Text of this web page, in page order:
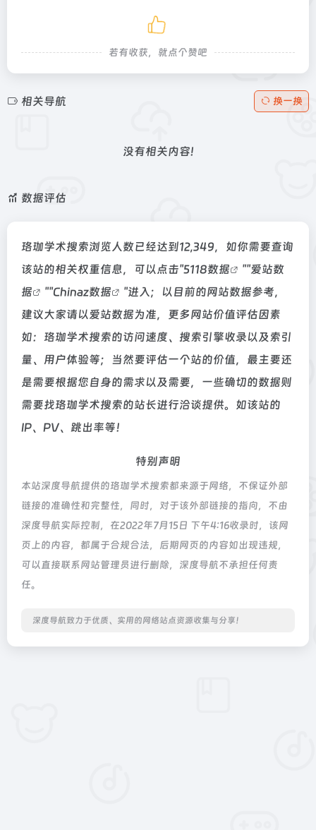
若有收获，就点个赞吧
相关导航 换一换
没有相关内容!
数据评估
珞珈学术搜索浏览人数已经达到12,349，如你需要查询
该站的相关权重信息，可以点击"5118数据 ""爱站数
据
""Chinaz数据
"进入；以目前的网站数据参考，
建议大家请以爱站数据为准，更多网站价值评估因素
如：珞珈学术搜索的访问速度、搜索引擎收录以及索引
量、用户体验等；当然要评估一个站的价值，最主要还
是需要根据您自身的需求以及需要，一些确切的数据则
需要找珞珈学术搜索的站长进行洽谈提供。如该站的
IP、PV、跳出率等！
特别声明
本站深度导航提供的珞珈学术搜索都来源于网络，不保证外部
链接的准确性和完整性，同时，对于该外部链接的指向，不由
深度导航实际控制，在2022年7月15日 下午4:16收录时，该网
页上的内容，都属于合规合法，后期网页的内容如出现违规，
可以直接联系网站管理员进行删除，深度导航不承担任何责
任。
深度导航致力于优质、实用的网络站点资源收集与分享！